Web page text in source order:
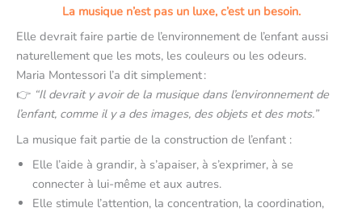
La musique n’est pas un luxe, c’est un besoin.
Elle devrait faire partie de l’environnement de l’enfant aussi
naturellement que les mots, les couleurs ou les odeurs.
Maria Montessori l’a dit simplement :
👉 “Il devrait y avoir de la musique dans l’environnement de
l’enfant, comme il y a des images, des objets et des mots.”
La musique fait partie de la construction de l’enfant :
Elle l’aide à grandir, à s’apaiser, à s’exprimer, à se
connecter à lui-même et aux autres.
Elle stimule l’attention, la concentration, la coordination,